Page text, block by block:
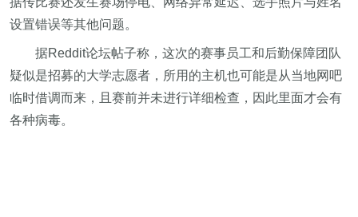
设置错误等其他问题。
据Reddit论坛帖子称，这次的赛事员工和后勤保障团队
疑似是招募的大学志愿者，所用的主机也可能是从当地网吧
临时借调而来，且赛前并未进行详细检查，因此里面才会有
各种病毒。